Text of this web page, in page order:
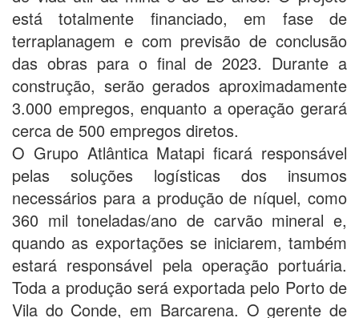
está totalmente financiado, em fase de
terraplanagem e com previsão de conclusão
das obras para o final de 2023. Durante a
construção, serão gerados aproximadamente
3.000 empregos, enquanto a operação gerará
cerca de 500 empregos diretos.
O Grupo Atlântica Matapi ficará responsável
pelas soluções logísticas dos insumos
necessários para a produção de níquel, como
360 mil toneladas/ano de carvão mineral e,
quando as exportações se iniciarem, também
estará responsável pela operação portuária.
Toda a produção será exportada pelo Porto de
Vila do Conde, em Barcarena. O gerente de